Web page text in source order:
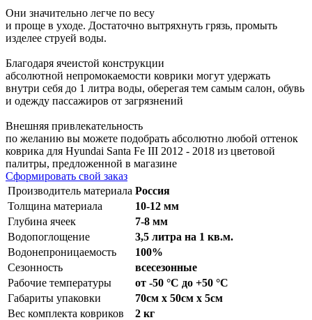
Они значительно легче по весу
и проще в уходе. Достаточно вытряхнуть грязь, промыть
изделее струей воды.
Благодаря ячеистой конструкции
абсолютной непромокаемости коврики могут удержать
внутри себя до 1 литра воды, оберегая тем самым салон, обувь
и одежду пассажиров от загрязнений
Внешняя привлекательность
по желанию вы можете подобрать абсолютно любой оттенок
коврика для Hyundai Santa Fe III 2012 - 2018 из цветовой
палитры, предложенной в магазине
Сформировать свой заказ
Производитель материала Россия
Толщина материала
10-12 мм
Глубина ячеек
7-8 мм
Водопоглощение
3,5 литра на 1 кв.м.
Водонепроницаемость
100%
Сезонность
всесезонные
Рабочие температуры
от -50 °С до +50 °С
Габариты упаковки
70см x 50см x 5см
Вес комплекта ковриков
2 кг